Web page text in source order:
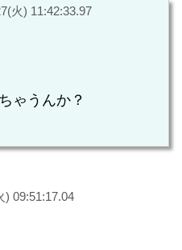
火) 11:42:33.97
ゃうんか？
) 09:51:17.04